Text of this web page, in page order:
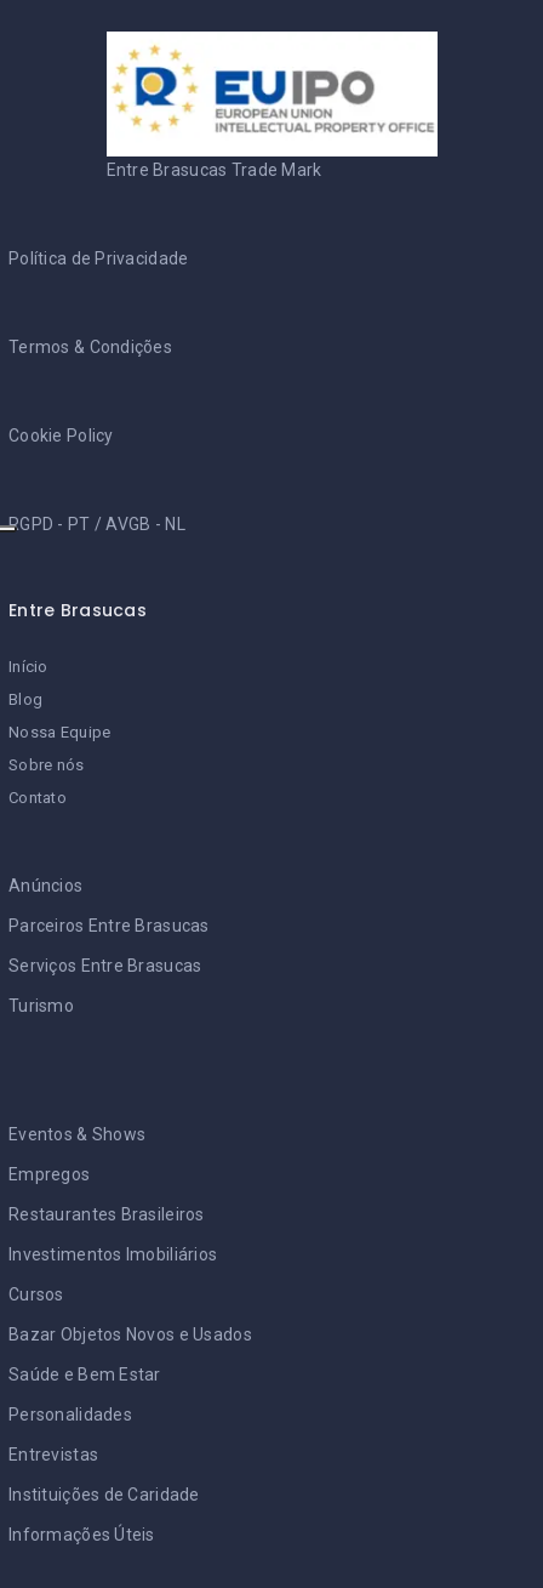
Entre Brasucas Trade Mark
Política de Privacidade
Termos & Condições
Cookie Policy
RGPD - PT /AVGB - NL
Entre Brasucas
Início
Blog
Nossa Equipe
Sobre nós
Contato
Anúncios
Parceiros Entre Brasucas
Serviços Entre Brasucas
Turismo
Eventos & Shows
Empregos
Restaurantes Brasileiros
Investimentos Imobiliários
Cursos
Bazar Objetos Novos e Usados
Saúde e Bem Estar
Personalidades
Entrevistas
Instituições de Caridade
Informações Úteis